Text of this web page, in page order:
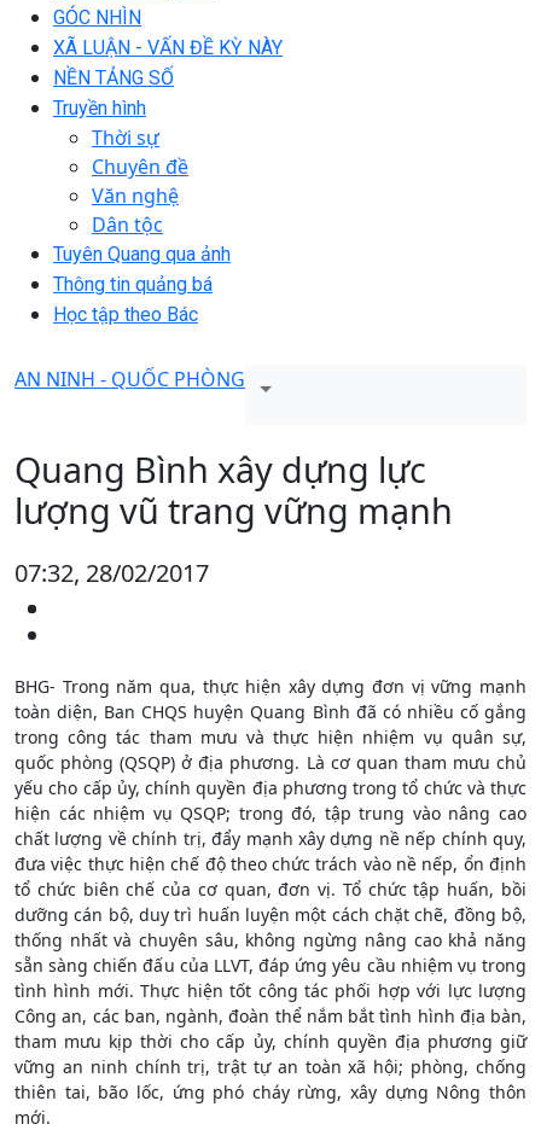
GÓC NHÌN
XÃ LUẬN - VẤN ĐỀ KỲ NÀY
NỀN TẢNG SỐ
Truyền hình
Thời sự
Chuyên đề
Văn nghệ
Dân tộc
Tuyên Quang qua ảnh
Thông tin quảng bá
Học tập theo Bác
AN NINH - QUỐC PHÒNG
Quang Bình xây dựng lực
lượng vũ trang vững mạnh
07:32, 28/02/2017
BHG- Trong năm qua, thực hiện xây dựng đơn vị vững mạnh
toàn diện, Ban CHQS huyện Quang Bình đã có nhiều cố gắng
trong công tác tham mưu và thực hiện nhiệm vụ quân sự,
quốc phòng (QSQP) ở địa phương. Là cơ quan tham mưu chủ
yếu cho cấp ủy, chính quyền địa phương trong tổ chức và thực
hiện các nhiệm vụ QSQP; trong đó, tập trung vào nâng cao
chất lượng về chính trị, đẩy mạnh xây dựng nề nếp chính quy,
đưa việc thực hiện chế độ theo chức trách vào nề nếp, ổn định
tổ chức biên chế của cơ quan, đơn vị. Tổ chức tập huấn, bồi
dưỡng cán bộ, duy trì huấn luyện một cách chặt chẽ, đồng bộ,
thống nhất và chuyên sâu, không ngừng nâng cao khả năng
sẵn sàng chiến đấu của LLVT, đáp ứng yêu cầu nhiệm vụ trong
tình hình mới. Thực hiện tốt công tác phối hợp với lực lượng
Công an, các ban, ngành, đoàn thể nắm bắt tình hình địa bàn,
tham mưu kịp thời cho cấp ủy, chính quyền địa phương giữ
vững an ninh chính trị, trật tự an toàn xã hội; phòng, chống
thiên tai, bão lốc, ứng phó cháy rừng, xây dựng Nông thôn
mới.